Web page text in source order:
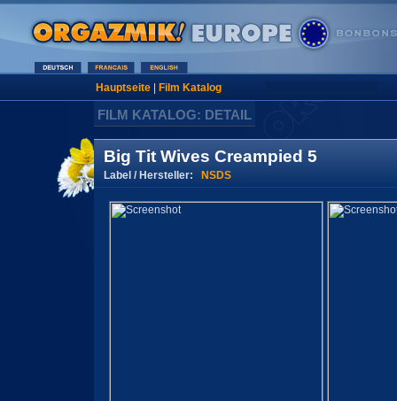
Hauptseite| Film Katalog
FILM KATALOG: DETAIL
Big Tit Wives Creampied 5
Label / Hersteller: NSDS